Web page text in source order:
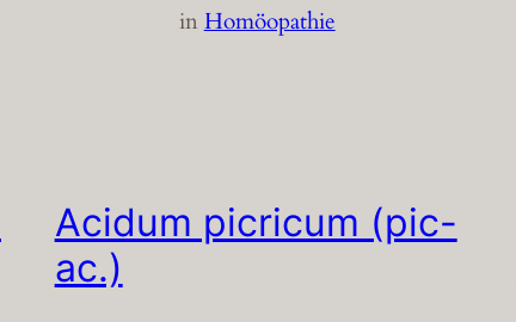
inHomöopathie
Acidum picricum (pic-
ac.)